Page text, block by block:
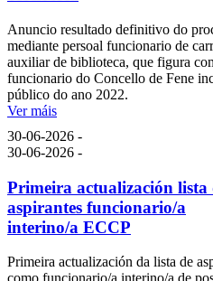
Anuncio resultado definitivo do
mediante persoal funcionario de
auxiliar de biblioteca, que figura
funcionario do Concello de Fene
público do ano 2022.
Ver máis
30-06-2026 -
30-06-2026 -
Primeira actualización lista
aspirantes funcionario/a
interino/a ECCP
Primeira actualización da lista de